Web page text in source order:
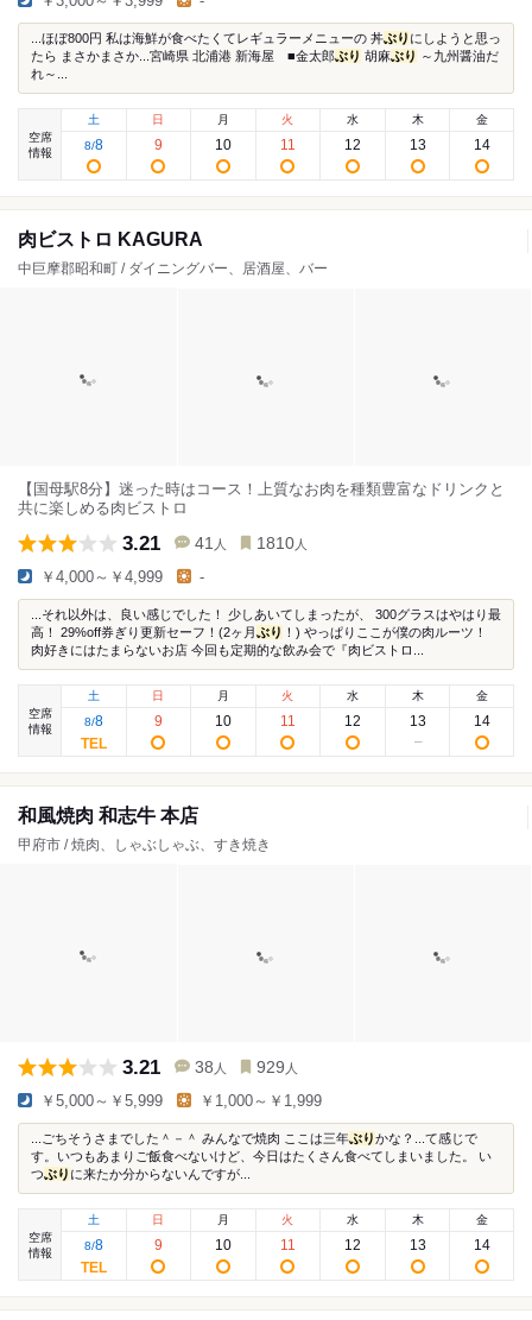
...ほぼ800円 私は海鮮が食べたくてレギュラーメニューの 丼ぶり にしようと思っ
たら まさかまさか...宮崎県 北浦港 新海屋 ■金太郎ぶり 胡麻ぶり ～九州醤油だ
れ～...
空席
情報
土
8/8
日
9
月
10
火
11
水
12
木
13
金
14
肉ビストロ KAGURA
中巨摩郡昭和町 / ダイニングバー、居酒屋、バー
【国母駅8分】迷った時はコース！上質なお肉を種類豊富なドリンクと
共に楽しめる肉ビストロ
3.21 41 人 1810 人
￥4,000～￥4,999 -
...それ以外は、良い感じでした！ 少しあいてしまったが、 300グラスはやはり最
高！ 29%off券ぎり更新セーフ！(2ヶ月 ぶり ！) やっぱりここが僕の肉ルーツ！
肉好きにはたまらないお店 今回も定期的な飲み会で『肉ビストロ...
空席
情報
土
8/8
日
9
月
10
火
11
水
12
木
13
金
14
和風焼肉 和志牛 本店
甲府市 / 焼肉、しゃぶしゃぶ、すき焼き
3.21 38 人 929 人
￥5,000～￥5,999 ￥1,000～￥1,999
...ごちそうさまでした＾－＾ みんなで焼肉 ここは三年ぶりかな？...て感じで
す。いつもあまりご飯食べないけど、今日はたくさん食べてしまいました。 い
つぶり に来たか分からないんですが...
空席
情報
土
8/8
日
9
月
10
火
11
水
12
木
13
金
14